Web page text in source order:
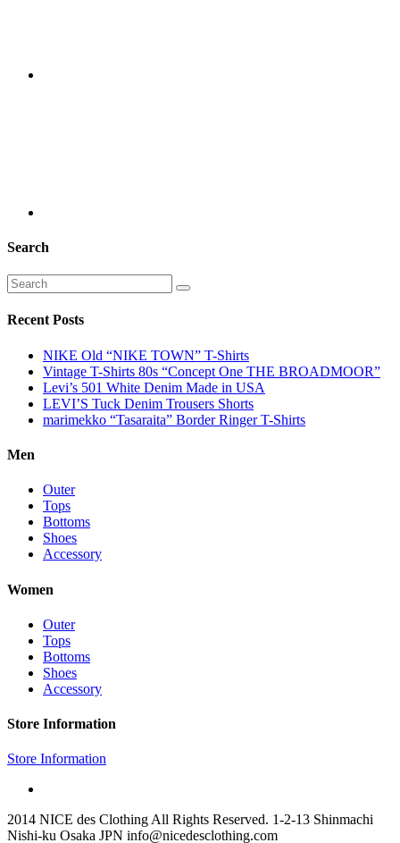
Search
Recent Posts
NIKE Old “NIKE TOWN” T-Shirts
Vintage T-Shirts 80s “Concept One THE BROADMOOR”
Levi’s 501 White Denim Made in USA
LEVI’S Tuck Denim Trousers Shorts
marimekko “Tasaraita” Border Ringer T-Shirts
Men
Outer
Tops
Bottoms
Shoes
Accessory
Women
Outer
Tops
Bottoms
Shoes
Accessory
Store Information
Store Information
2014 NICE des Clothing All Rights Reserved. 1-2-13 Shinmachi
Nishi-ku Osaka JPN info@nicedesclothing.com